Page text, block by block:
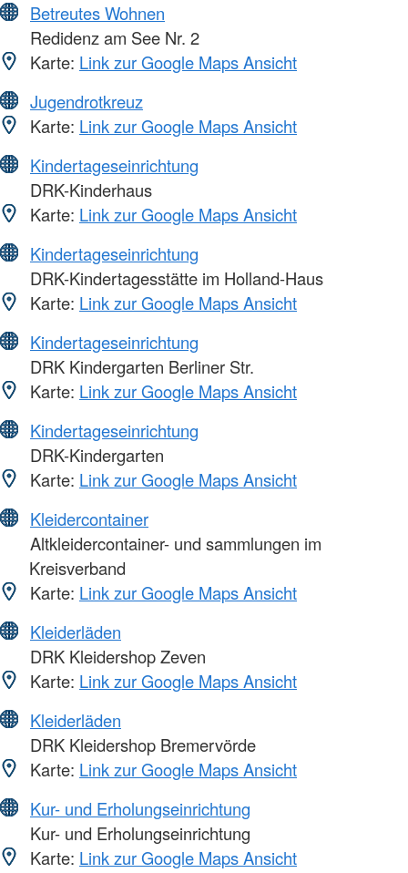
Betreutes Wohnen
Redidenz am See Nr. 2
Karte: Link zur Google Maps Ansicht
Jugendrotkreuz
Karte: Link zur Google Maps Ansicht
Kindertageseinrichtung
DRK-Kinderhaus
Karte: Link zur Google Maps Ansicht
Kindertageseinrichtung
DRK-Kindertagesstätte im Holland-Haus
Karte: Link zur Google Maps Ansicht
Kindertageseinrichtung
DRK Kindergarten Berliner Str.
Karte: Link zur Google Maps Ansicht
Kindertageseinrichtung
DRK-Kindergarten
Karte: Link zur Google Maps Ansicht
Kleidercontainer
Altkleidercontainer- und sammlungen im
Kreisverband
Karte: Link zur Google Maps Ansicht
Kleiderläden
DRK Kleidershop Zeven
Karte: Link zur Google Maps Ansicht
Kleiderläden
DRK Kleidershop Bremervörde
Karte: Link zur Google Maps Ansicht
Kur- und Erholungseinrichtung
Kur- und Erholungseinrichtung
Karte: Link zur Google Maps Ansicht